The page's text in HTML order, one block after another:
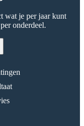
wat je per jaar kunt
onderdeel.